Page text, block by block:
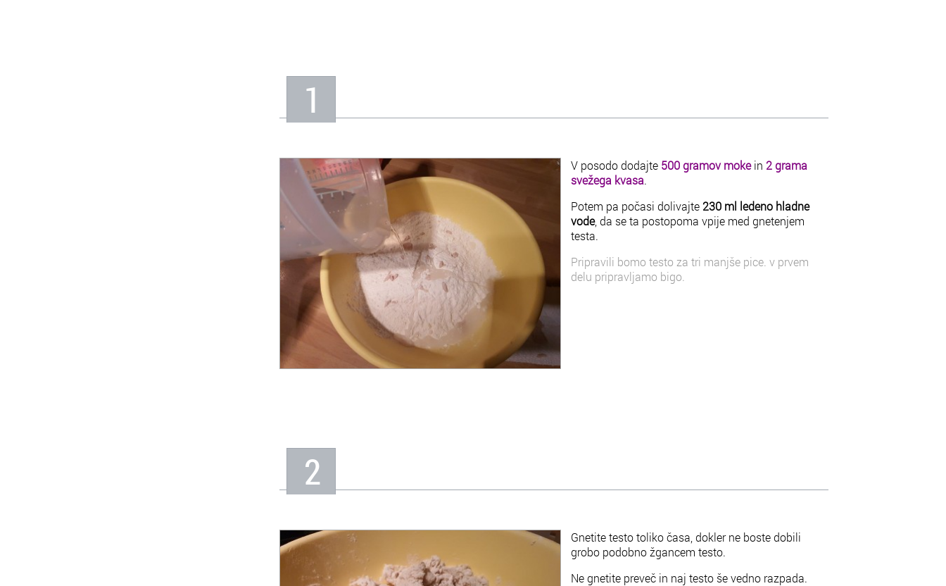
1
V posodo dodajte 500 gramov mokein 2 grama
svežega kvasa.
Potem pa počasi dolivajte 230 ml ledeno hladne
vode, da se ta postopoma vpije med gnetenjem
testa.
Pripravili bomo testo za tri manjše pice. v prvem
delu pripravljamo bigo.
2
Gnetite testo toliko časa, dokler ne boste dobili
grobo podobno žgancem testo.
Ne gnetite preveč in naj testo še vedno razpada.